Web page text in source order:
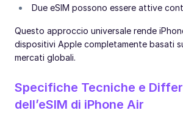
Due eSIM possono essere attive
Questo approccio universale rende
dispositivi Apple completamente basati
mercati globali.
Specifiche Tecniche e
dell’eSIM di iPhone Air